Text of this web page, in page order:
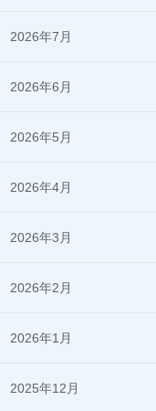
2026年7月
2026年6月
2026年5月
2026年4月
2026年3月
2026年2月
2026年1月
2025年12月